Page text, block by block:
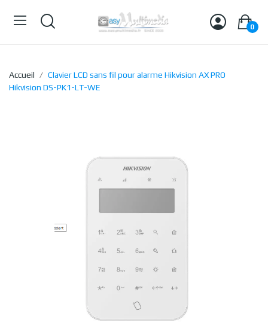
0
Accueil
Clavier LCD sans fil pour alarme Hikvision AX PRO
Hikvision DS-PK1-LT-WE